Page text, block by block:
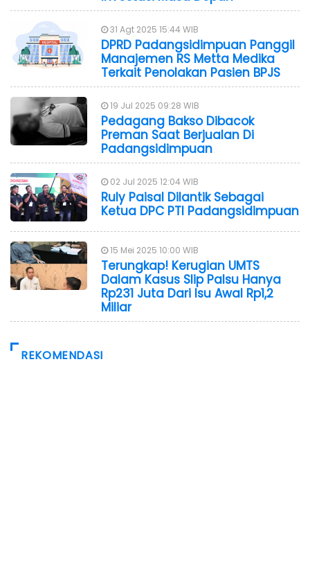
31 Agt 2025 15:44 WIB
DPRD Padangsidimpuan Panggil
Manajemen RS Metta Medika
Terkait Penolakan Pasien BPJS
19 Jul 2025 09:28 WIB
Pedagang Bakso Dibacok
Preman Saat Berjualan Di
Padangsidimpuan
02 Jul 2025 12:04 WIB
Ruly Paisal Dilantik Sebagai
Ketua DPC PTI Padangsidimpuan
15 Mei 2025 10:00 WIB
Terungkap! Kerugian UMTS
Dalam Kasus Slip Palsu Hanya
Rp231 Juta Dari Isu Awal Rp1,2
Miliar
REKOMENDASI